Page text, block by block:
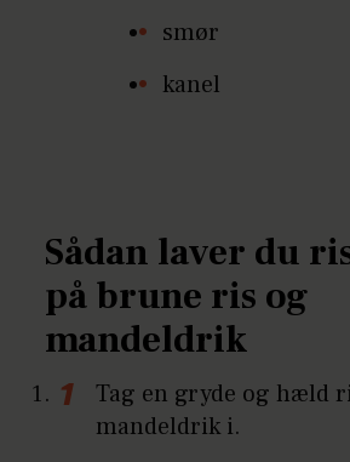
smør
kanel
Sådan laver du
på brune ris og
mandeldrik
Tag en gryde og hæld
mandeldrik i.